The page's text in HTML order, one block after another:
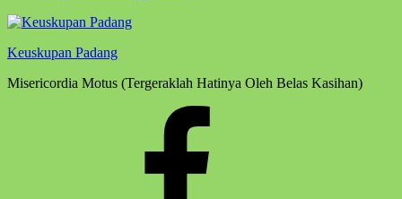
Keuskupan Padang
Misericordia Motus (Tergeraklah Hatinya Oleh Belas Kasihan)